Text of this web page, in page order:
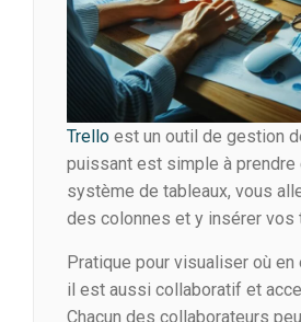
Trello est un outil de gestion
puissant est simple à prendre
système de tableaux, vous
des colonnes et y insérer vos
Pratique pour visualiser où
il est aussi collaboratif et
Chacun des collaborateurs